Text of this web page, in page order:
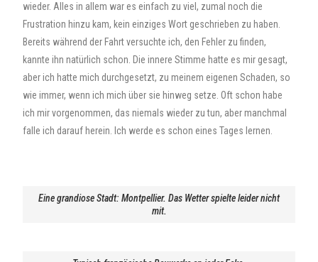
wieder. Alles in allem war es einfach zu viel, zumal noch die
Frustration hinzu kam, kein einziges Wort geschrieben zu haben.
Bereits während der Fahrt versuchte ich, den Fehler zu finden,
kannte ihn natürlich schon. Die innere Stimme hatte es mir gesagt,
aber ich hatte mich durchgesetzt, zu meinem eigenen Schaden, so
wie immer, wenn ich mich über sie hinweg setze. Oft schon habe
ich mir vorgenommen, das niemals wieder zu tun, aber manchmal
falle ich darauf herein. Ich werde es schon eines Tages lernen.
Eine grandiose Stadt: Montpellier. Das Wetter spielte leider nicht
mit.